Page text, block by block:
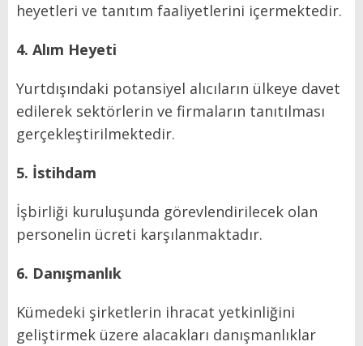
heyetleri ve tanıtım faaliyetlerini içermektedir.
4. Alım Heyeti
Yurtdışındaki potansiyel alıcıların ülkeye davet
edilerek sektörlerin ve firmaların tanıtılması
gerçekleştirilmektedir.
5. İstihdam
İşbirliği kuruluşunda görevlendirilecek olan
personelin ücreti karşılanmaktadır.
6. Danışmanlık
Kümedeki şirketlerin ihracat yetkinliğini
geliştirmek üzere alacakları danışmanlıklar